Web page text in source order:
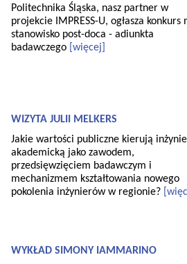
Politechnika Śląska, nasz partner w
projekcie IMPRESS-U, ogłasza konkurs
stanowisko post-doca - adiunkta
badawczego [więcej]
WIZYTA JULII MELKERS
Jakie wartości publiczne kierują
akademicką jako zawodem,
przedsięwzięciem badawczym i
mechanizmem kształtowania nowego
pokolenia inżynierów w regionie?
WYKŁAD SIMONY IAMMARINO